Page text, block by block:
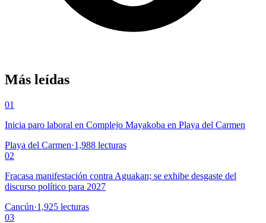
Más leídas
01
Inicia paro laboral en Complejo Mayakoba en Playa del Carmen
Playa del Carmen·1,988 lecturas
02
Fracasa manifestación contra Aguakan; se exhibe desgaste del
discurso político para 2027
Cancún·1,925 lecturas
03